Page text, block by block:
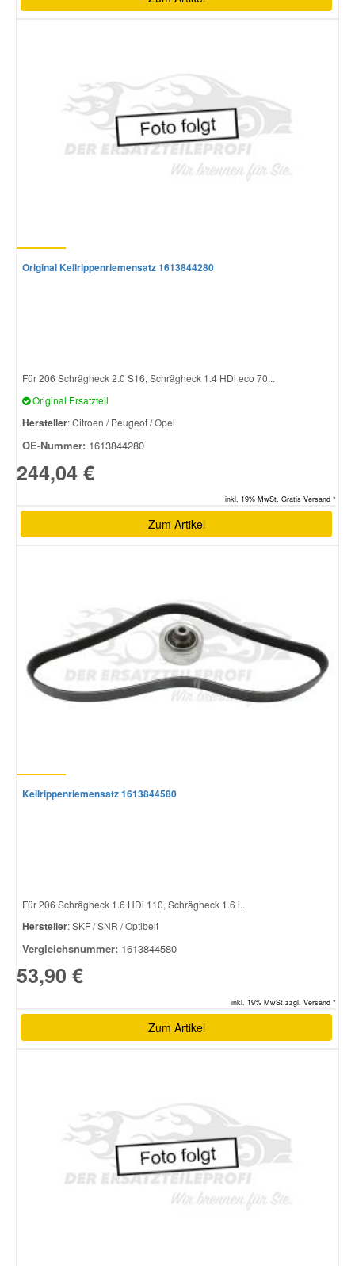
Original Keilrippenriemensatz 1613844280
Für 206 Schrägheck 2.0 S16, Schrägheck 1.4 HDi eco 70...
Original Ersatzteil
Hersteller: Citroen / Peugeot / Opel
OE-Nummer: 1613844280
244,04 €
inkl. 19% MwSt. Gratis Versand *
Zum Artikel
Keilrippenriemensatz 1613844580
Für 206 Schrägheck 1.6 HDi 110, Schrägheck 1.6 i...
Hersteller: SKF / SNR / Optibelt
Vergleichsnummer: 1613844580
53,90 €
inkl. 19% MwSt.zzgl. Versand *
Zum Artikel